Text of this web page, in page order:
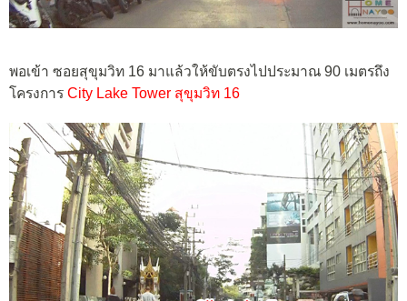
พอเข้า ซอยสุขุมวิท 16 มาแล้วให้ขับตรงไปประมาณ 90 เมตรถึง
โครงการ City Lake Tower สุขุมวิท 16